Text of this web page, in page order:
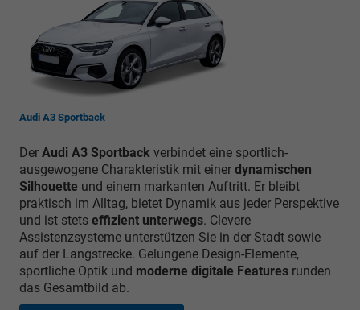
Audi A3 Sportback
Der Audi A3 Sportback verbindet eine sportlich-
ausgewogene Charakteristik mit einer dynamischen
Silhouette und einem markanten Auftritt. Er bleibt
praktisch im Alltag, bietet Dynamik aus jeder Perspektive
und ist stets effizient unterwegs. Clevere
Assistenzsysteme unterstützen Sie in der Stadt sowie
auf der Langstrecke. Gelungene Design-Elemente,
sportliche Optik und moderne digitale Features runden
das Gesamtbild ab.